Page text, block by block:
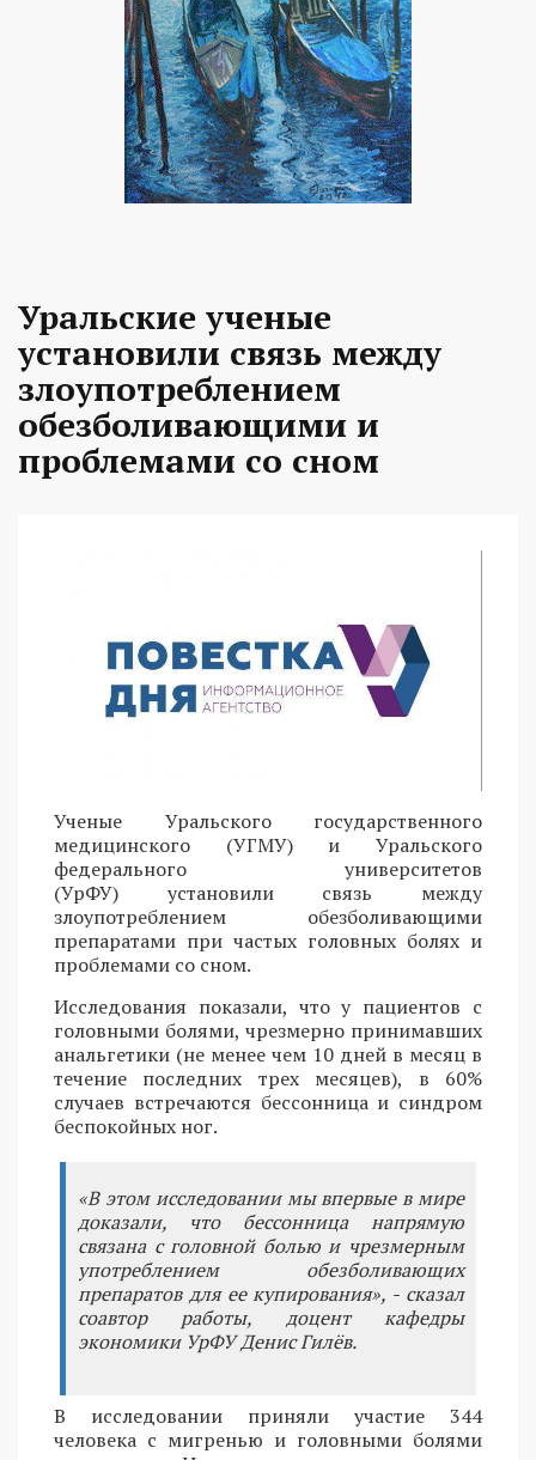
Уральские ученые
установили связь между
злоупотреблением
обезболивающими и
проблемами со сном
Ученые Уральского государственного
медицинского (УГМУ) и Уральского
федерального университетов
(УрФУ) установили связь между
злоупотреблением обезболивающими
препаратами при частых головных болях и
проблемами со сном.
Исследования показали, что у пациентов с
головными болями, чрезмерно принимавших
анальгетики (не менее чем 10 дней в месяц в
течение последних трех месяцев), в 60%
случаев встречаются бессонница и синдром
беспокойных ног.
«В этом исследовании мы впервые в мире
доказали, что бессонница напрямую
связана с головной болью и чрезмерным
употреблением обезболивающих
препаратов для ее купирования», - сказал
соавтор работы, доцент кафедры
экономики УрФУ Денис Гилёв.
В исследовании приняли участие 344
человека с мигренью и головными болями